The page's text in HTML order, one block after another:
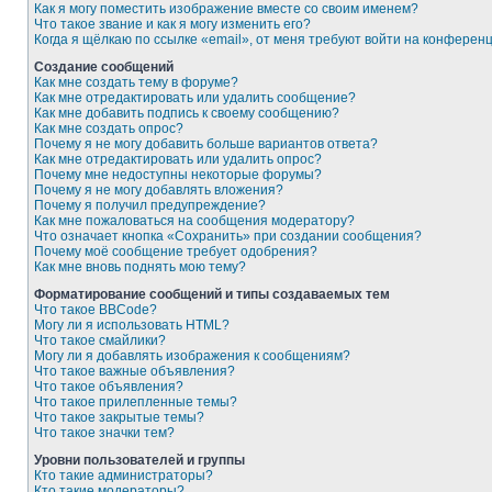
Как я могу поместить изображение вместе со своим именем?
Что такое звание и как я могу изменить его?
Когда я щёлкаю по ссылке «email», от меня требуют войти на
Создание сообщений
Как мне создать тему в форуме?
Как мне отредактировать или удалить сообщение?
Как мне добавить подпись к своему сообщению?
Как мне создать опрос?
Почему я не могу добавить больше вариантов ответа?
Как мне отредактировать или удалить опрос?
Почему мне недоступны некоторые форумы?
Почему я не могу добавлять вложения?
Почему я получил предупреждение?
Как мне пожаловаться на сообщения модератору?
Что означает кнопка «Сохранить» при создании сообщения?
Почему моё сообщение требует одобрения?
Как мне вновь поднять мою тему?
Форматирование сообщений и типы создаваемых тем
Что такое BBCode?
Могу ли я использовать HTML?
Что такое смайлики?
Могу ли я добавлять изображения к сообщениям?
Что такое важные объявления?
Что такое объявления?
Что такое прилепленные темы?
Что такое закрытые темы?
Что такое значки тем?
Уровни пользователей и группы
Кто такие администраторы?